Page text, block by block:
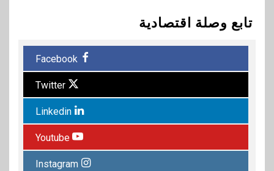
تابع وصلة اقتصادية
Facebook
Twitter
Linkedin
Youtube
Instagram